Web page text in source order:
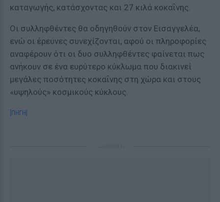
καταγωγής, κατάσχοντας και 27 κιλά κοκαΐνης.
Οι συλληφθέντες θα οδηγηθούν στον Εισαγγελέα,
ενώ οι έρευνες συνεχίζονται, αφού οι πληροφορίες
αναφέρουν ότι οι δυο συλληφθέντες φαίνεται πως
ανήκουν σε ένα ευρύτερο κύκλωμα που διακινεί
μεγάλες ποσότητες κοκαΐνης στη χώρα και στους
«υψηλούς» κοσμικούς κύκλους.
[ΠΗΓΗ]